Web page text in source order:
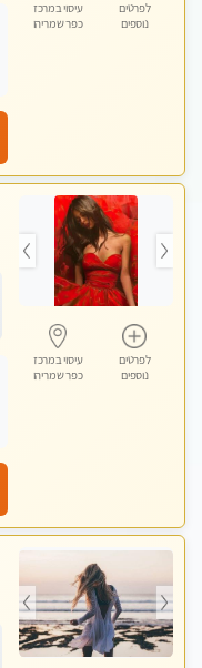
לפרטים
נוספים
עיסוי במרכז
כפר שמריהו
לפרטים
נוספים
עיסוי במרכז
כפר שמריהו